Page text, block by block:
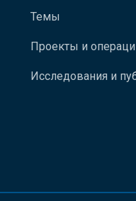
Темы
Проекты и
Исследования и